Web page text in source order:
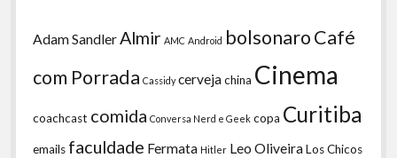
Adam Sandler Almir AMC Android bolsonaroCafé
com Porrada Cassidy cervejachina Cinema
coachcast comida Conversa Nerd e Geek copa Curitiba
emails faculdade Fermata Hitler Leo OliveiraLos Chicos